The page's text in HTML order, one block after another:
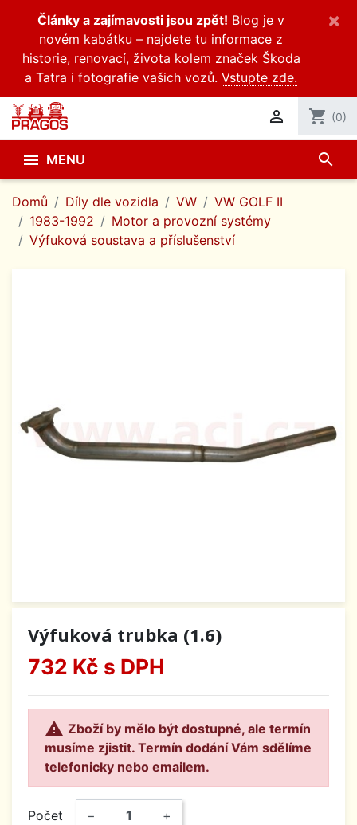
Články a zajímavosti jsou zpět! Blog je v
novém kabátku – najdete tu informace z
historie, renovací, života kolem značek Škoda
a Tatra i fotografie vašich vozů. Vstupte zde.
×
 shopping_cart (0)
 MENU search
Domů Díly dle vozidla VW
VW GOLF II
1983-1992
Motor a provozní systémy
Výfuková soustava a příslušenství
Výfuková trubka (1.6)
732 Kč s DPH
 Zboží by mělo být dostupné, ale termín
musíme zjistit. Termín dodání Vám sdělíme
telefonicky nebo emailem.
Počet − +